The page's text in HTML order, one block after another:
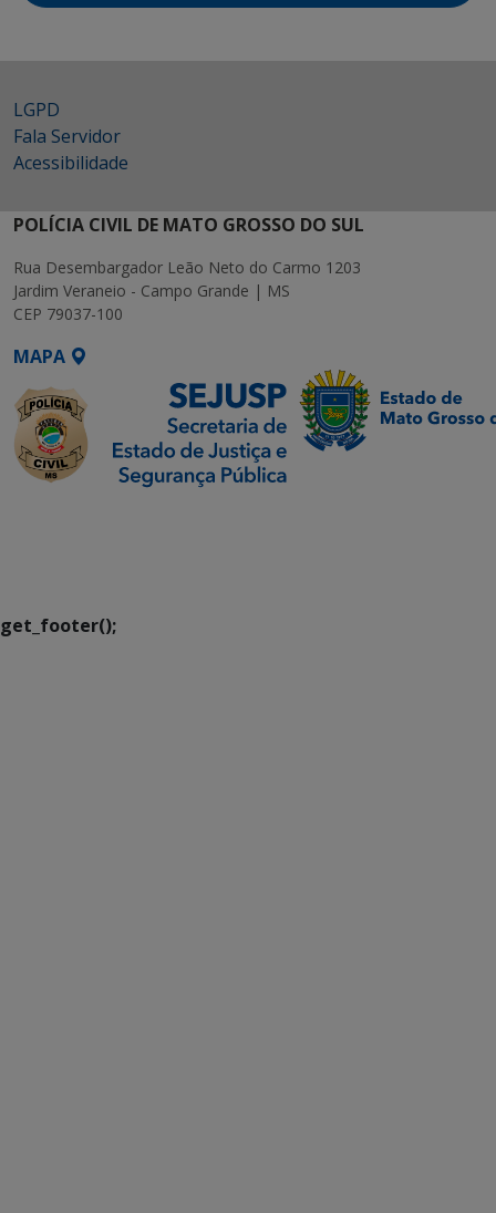
LGPD
Fala Servidor
Acessibilidade
POLÍCIA CIVIL DE MATO GROSSO DO SUL
Rua Desembargador Leão Neto do Carmo 1203
Jardim Veraneio - Campo Grande | MS
CEP 79037-100
MAPA
get_footer();